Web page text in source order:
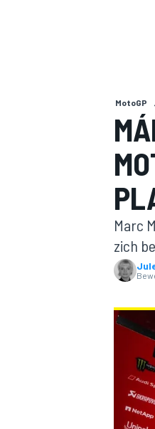
MOTOGP
INDYCAR
MotoGP
Marc
zich